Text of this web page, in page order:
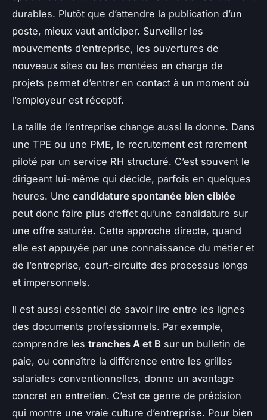
durables. Plutôt que d’attendre la publication d’un
poste, mieux vaut anticiper. Surveiller les
mouvements d’entreprise, les ouvertures de
nouveaux sites ou les montées en charge de
projets permet d’entrer en contact à un moment où
l’employeur est réceptif.
La taille de l’entreprise change aussi la donne. Dans
une TPE ou une PME, le recrutement est rarement
piloté par un service RH structuré. C’est souvent le
dirigeant lui-même qui décide, parfois en quelques
heures. Une candidature spontanée bien ciblée
peut donc faire plus d’effet qu’une candidature sur
une offre saturée. Cette approche directe, quand
elle est appuyée par une connaissance du métier et
de l’entreprise, court-circuite des processus longs
et impersonnels.
Il est aussi essentiel de savoir lire entre les lignes
des documents professionnels. Par exemple,
comprendre les tranches A et B sur un bulletin de
paie, ou connaître la différence entre les grilles
salariales conventionnelles, donne un avantage
concret en entretien. C’est ce genre de précision
qui montre une vraie culture d’entreprise. Pour bien